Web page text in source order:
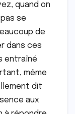
quand on
se
de
dans ces
entraîné
même
dit
aux